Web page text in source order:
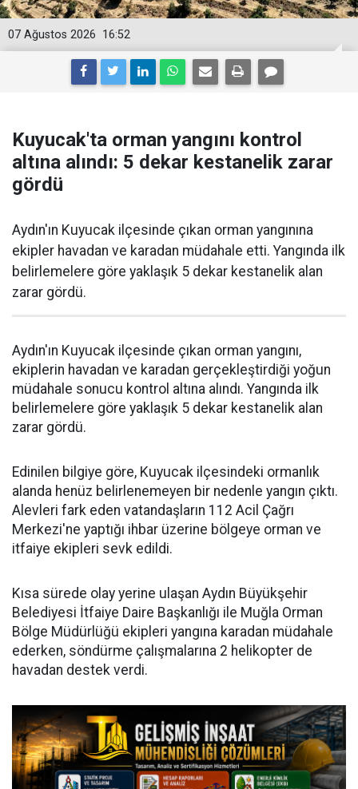
16:52
07 Ağustos 2026
Kuyucak'ta orman yangını kontrol
altına alındı: 5 dekar kestanelik zarar
gördü
Aydın'ın Kuyucak ilçesinde çıkan orman yangınına
ekipler havadan ve karadan müdahale etti. Yangında ilk
belirlemelere göre yaklaşık 5 dekar kestanelik alan
zarar gördü.
Aydın'ın Kuyucak ilçesinde çıkan orman yangını,
ekiplerin havadan ve karadan gerçekleştirdiği yoğun
müdahale sonucu kontrol altına alındı. Yangında ilk
belirlemelere göre yaklaşık 5 dekar kestanelik alan
zarar gördü.
Edinilen bilgiye göre, Kuyucak ilçesindeki ormanlık
alanda henüz belirlenemeyen bir nedenle yangın çıktı.
Alevleri fark eden vatandaşların 112 Acil Çağrı
Merkezi'ne yaptığı ihbar üzerine bölgeye orman ve
itfaiye ekipleri sevk edildi.
Kısa sürede olay yerine ulaşan Aydın Büyükşehir
Belediyesi İtfaiye Daire Başkanlığı ile Muğla Orman
Bölge Müdürlüğü ekipleri yangına karadan müdahale
ederken, söndürme çalışmalarına 2 helikopter de
havadan destek verdi.